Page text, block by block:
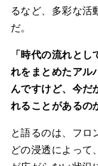
るなど、多彩な活
だ。
「時代の流れと
れをまとめたアル
んですけど、今だ
れることがあるの
と語るのは、フロ
どの浸透によって